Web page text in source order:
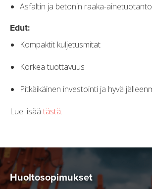
Asfaltin ja betonin raaka-
Edut:
Kompaktit kuljetusmitat
Korkea tuottavuus
Pitkäikäinen investointi ja hyvä
Lue lisää tästä.
Huoltosopimukset